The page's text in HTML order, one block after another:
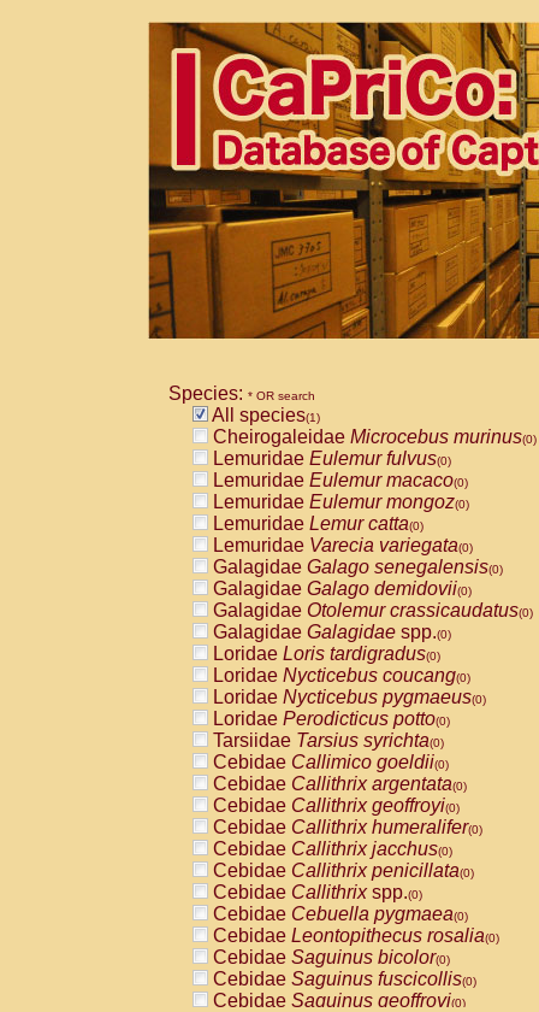
Species: * OR search
All species(1)
Cheirogaleidae Microcebus murinus(0)
Lemuridae Eulemur fulvus(0)
Lemuridae Eulemur macaco(0)
Lemuridae Eulemur mongoz(0)
Lemuridae Lemur catta(0)
Lemuridae Varecia variegata(0)
Galagidae Galago senegalensis(0)
Galagidae Galago demidovii(0)
Galagidae Otolemur crassicaudatus(0)
Galagidae Galagidae spp.(0)
Loridae Loris tardigradus(0)
Loridae Nycticebus coucang(0)
Loridae Nycticebus pygmaeus(0)
Loridae Perodicticus potto(0)
Tarsiidae Tarsius syrichta(0)
Cebidae Callimico goeldii(0)
Cebidae Callithrix argentata(0)
Cebidae Callithrix geoffroyi(0)
Cebidae Callithrix humeralifer(0)
Cebidae Callithrix jacchus(0)
Cebidae Callithrix penicillata(0)
Cebidae Callithrixspp.(0)
Cebidae Cebuella pygmaea(0)
Cebidae Leontopithecus rosalia(0)
Cebidae Saguinus bicolor(0)
Cebidae Saguinus fuscicollis(0)
Cebidae Saguinus geoffroyi(0)